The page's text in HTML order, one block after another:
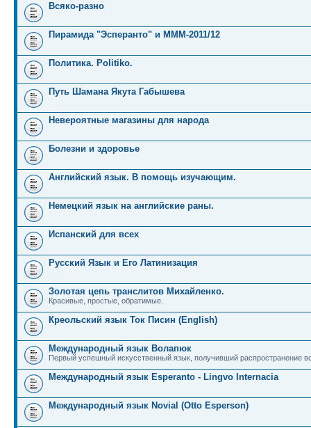
Всяко-разно
Пирамида "Эсперанто" и MMM-2011/12
Политика. Politiko.
Путь Шамана Якута Габышева
Невероятные магазины для народа
Болезни и здоровье
Английский язык. В помощь изучающим.
Немецкий язык на английские раны.
Испанский для всех
Русский Язык и Его Латинизация
Золотая цепь транслитов Михайленко.
Красивые, простые, обратимые.
Креольский язык Ток Писин (English)
Международный язык Волапюк
Первый успешный искусственный язык, получивший распространение
Международный язык Esperanto - Lingvo Internacia
Международный язык Novial (Otto Esperson)